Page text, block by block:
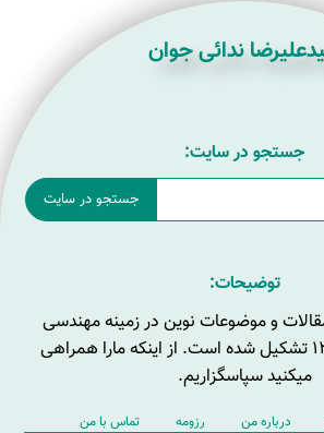
ندائی جوان
جستجو در سایت:
توضیحات:
و موضوعات نوین در زمینه مهندسی
عمران در مهر 1388 تشکیل شده است. از اینکه مارا همراهی
میکنید سپاسگزاریم.
درباره من رزومه تماس با من